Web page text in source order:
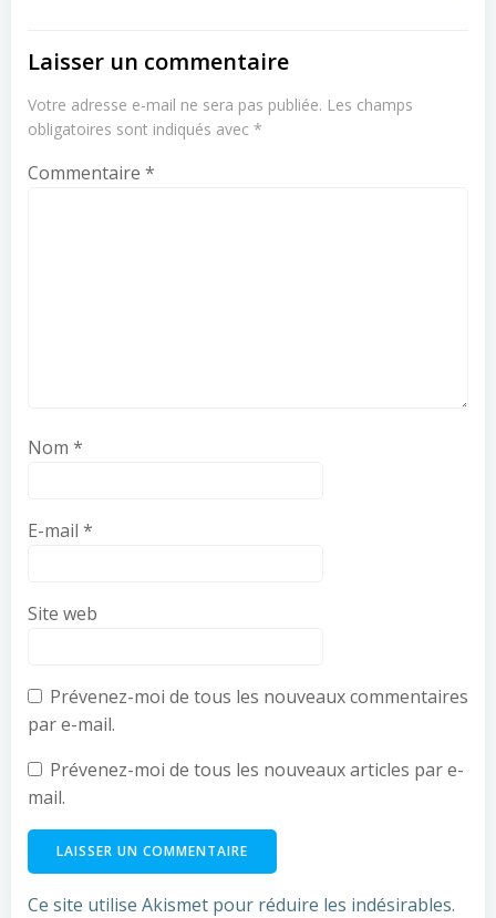
Laisser un commentaire
Votre adresse e-mail ne sera pas publiée. Les champs
obligatoires sont indiqués avec *
Commentaire *
Nom *
E-mail *
Site web
Prévenez-moi de tous les nouveaux commentaires
par e-mail.
Prévenez-moi de tous les nouveaux articles par e-
mail.
Ce site utilise Akismet pour réduire les indésirables.